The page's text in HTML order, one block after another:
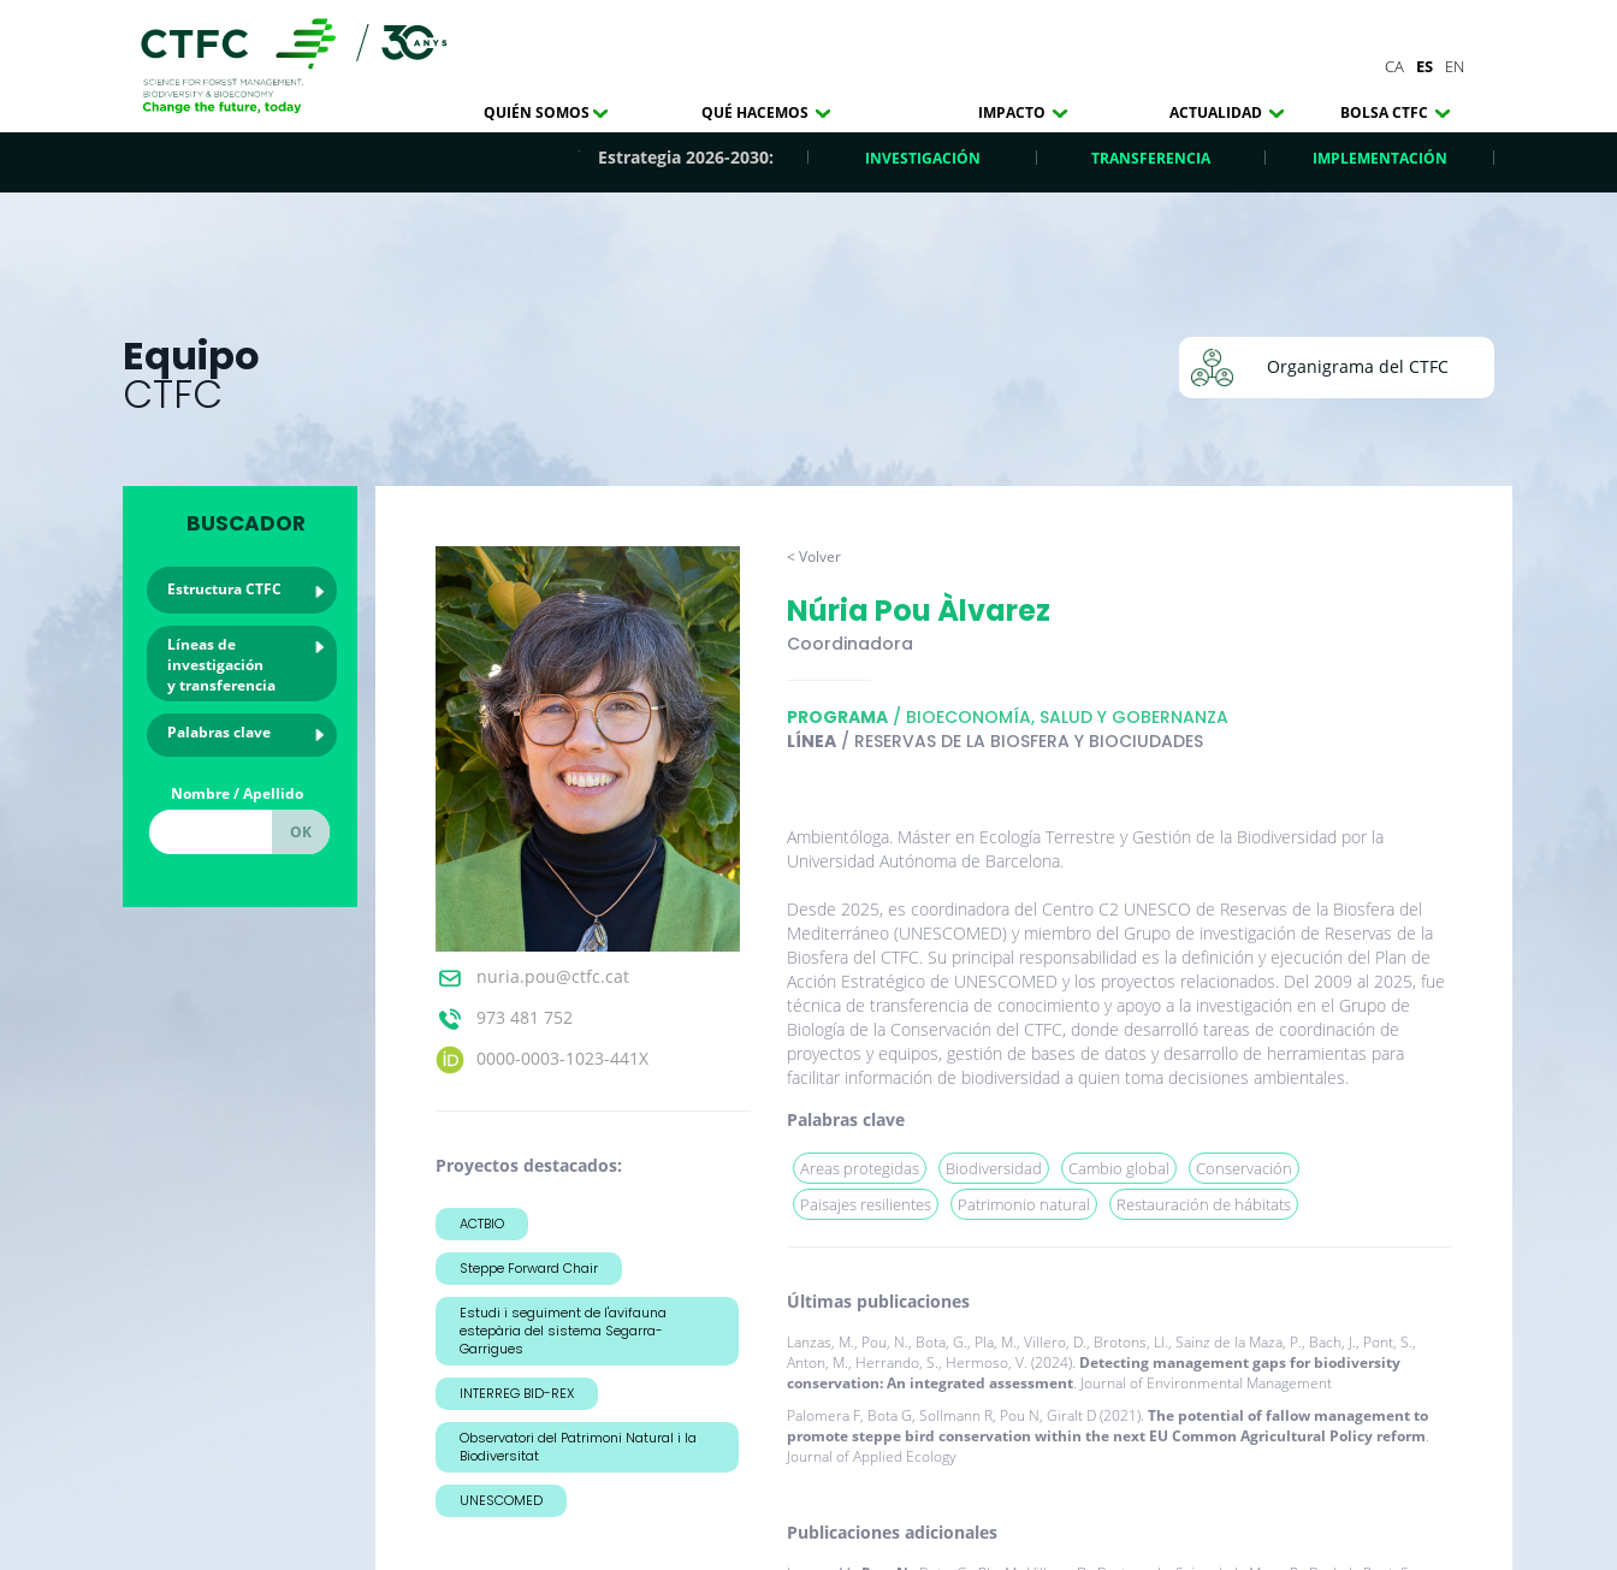
CA ES EN
QUIÉN SOMOS QUÉ HACEMOS IMPACTO ACTUALIDAD BOLSA CTFC
Estrategia 2026-2030: INVESTIGACIÓN TRANSFERENCIA IMPLEMENTACIÓN
Equipo
CTFC
Organigrama del CTFC
BUSCADOR
Estructura CTFC
Líneas de
investigación
y transferencia
Palabras clave
Nombre / Apellido
nuria.pou@ctfc.cat
973 481 752
0000-0003-1023-441X
Proyectos destacados:
ACTBIO
Steppe Forward Chair
Estudi i seguiment de l'avifauna
estepària del sistema Segarra-
Garrigues
INTERREG BID-REX
Observatori del Patrimoni Natural i la
Biodiversitat
UNESCOMED
< Volver
Núria Pou Àlvarez
Coordinadora
PROGRAMA/ BIOECONOMÍA, SALUD Y GOBERNANZA
LÍNEA/ RESERVAS DE LA BIOSFERA Y BIOCIUDADES
Ambientóloga. Máster en Ecología Terrestre y Gestión de la Biodiversidad por la
Universidad Autónoma de Barcelona.
Desde 2025, es coordinadora del Centro C2 UNESCO de Reservas de la Biosfera del
Mediterráneo (UNESCOMED) y miembro del Grupo de investigación de Reservas de la
Biosfera del CTFC. Su principal responsabilidad es la definición y ejecución del Plan de
Acción Estratégico de UNESCOMED y los proyectos relacionados. Del 2009 al 2025, fue
técnica de transferencia de conocimiento y apoyo a la investigación en el Grupo de
Biología de la Conservación del CTFC, donde desarrolló tareas de coordinación de
proyectos y equipos, gestión de bases de datos y desarrollo de herramientas para
facilitar información de biodiversidad a quien toma decisiones ambientales.
Palabras clave
Areas protegidas Biodiversidad Cambio global
Conservación
Paisajes resilientes
Patrimonio natural Restauración de hábitats
Últimas publicaciones
Lanzas, M., Pou, N., Bota, G., Pla, M., Villero, D., Brotons, Ll., Sainz de la Maza, P., Bach, J., Pont, S.,
Anton, M., Herrando, S., Hermoso, V. (2024). Detecting management gaps for biodiversity
conservation: An integrated assessment. Journal of Environmental Management
Palomera F, Bota G, Sollmann R, Pou N, Giralt D (2021). The potential of fallow management to
promote steppe bird conservation within the next EU Common Agricultural Policy reform.
Journal of Applied Ecology
Publicaciones adicionales